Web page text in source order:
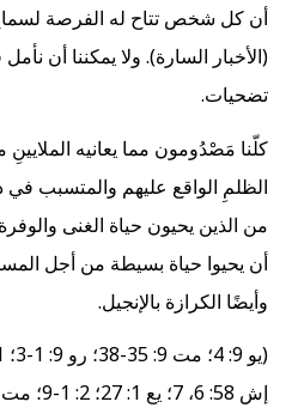
أن كل شخص تتاح له الفرصة
(الأخبار السارة). ولا يمكننا أن
تضحيات.
كلّنا مَصْدُومون مما يعانيه
الظلمِ الواقع عليهم والمتسبب في
من الذين يحيون حياة الغنى
أن يحيوا حياة بسيطة من أجل
وأيضًا الكرازة بالإنجيل.